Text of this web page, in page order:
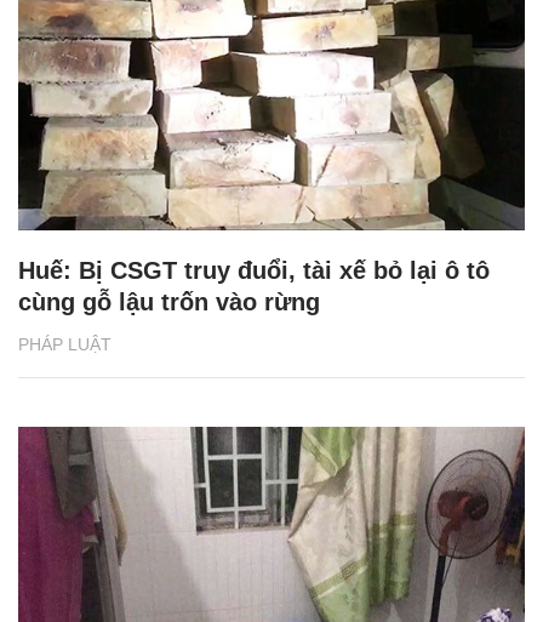
PHÁP LUẬT
Huế: Bị CSGT truy đuổi, tài xế bỏ lại ô tô
cùng gỗ lậu trốn vào rừng